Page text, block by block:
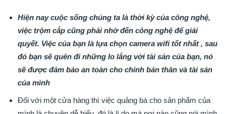
Hiện nay cuộc sống chúng ta là thời kỳ của công nghệ,
việc trộm cắp cũng phải nhờ đến công nghệ để giải
quyết. Việc của bạn là lựa chọn camera wifi tốt nhất , sau
đó bạn sẽ quên đi những lo lắng với tài sản của bạn, nó
sẽ được đảm bảo an toàn cho chính bản thân và tài sản
của mình
Đối với một cửa hàng thì việc quảng bá cho sản phẩm của